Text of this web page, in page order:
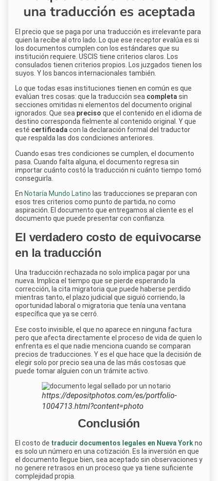
una traducción es aceptada
El precio que se paga por una traducción es irrelevante para
quien la recibe al otro lado. Lo que ese receptor evalúa es si
los documentos cumplen con los estándares que su
institución requiere. USCIS tiene criterios claros. Los
consulados tienen criterios propios. Los juzgados tienen los
suyos. Y los bancos internacionales también.
Lo que todas esas instituciones tienen en común es que
evalúan tres cosas: que la traducción sea completasin
secciones omitidas ni elementos del documento original
ignorados. Que sea preciso que el contenido en el idioma de
destino corresponda fielmente al contenido original. Y que
esté certificadacon la declaración formal del traductor
que respalda las dos condiciones anteriores.
Cuando esas tres condiciones se cumplen, el documento
pasa. Cuando falta alguna, el documento regresa sin
importar cuánto costó la traducción ni cuánto tiempo tomó
conseguirla.
En Notaría Mundo Latino las traducciones se preparan con
esos tres criterios como punto de partida, no como
aspiración. El documento que entregamos al cliente es el
documento que puede presentar con confianza.
El verdadero costo de equivocarse
en la traducción
Una traducción rechazada no solo implica pagar por una
nueva. Implica el tiempo que se pierde esperando la
corrección, la cita migratoria que puede haberse perdido
mientras tanto, el plazo judicial que siguió corriendo, la
oportunidad laboral o migratoria que tenía una ventana
específica que ya se cerró.
Ese costo invisible, el que no aparece en ninguna factura
pero que afecta directamente el proceso de vida de quien lo
enfrenta es el que nadie menciona cuando se comparan
precios de traducciones. Y es el que hace que la decisión de
elegir solo por precio sea una de las más costosas que
puede tomar alguien con un trámite activo.
https://depositphotos.com/es/portfolio-
1004713.html?content=photo
Conclusión
El costo de traducir documentos legales en Nueva Yorkno
es solo un número en una cotización. Es la inversión en que
el documento llegue bien, sea aceptado sin observaciones y
no genere retrasos en un proceso que ya tiene suficiente
complejidad propia.